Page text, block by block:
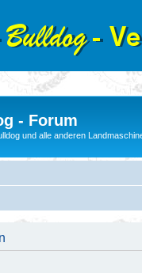
- Forum
und alle anderen